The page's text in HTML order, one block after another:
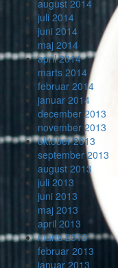
august 2014
juli 2014
juni 2014
maj 2014
april 2014
marts 2014
februar 2014
januar 2014
december 2013
november 2013
oktober 2013
september 2013
august 2013
juli 2013
juni 2013
maj 2013
april 2013
marts 2013
februar 2013
januar 2013